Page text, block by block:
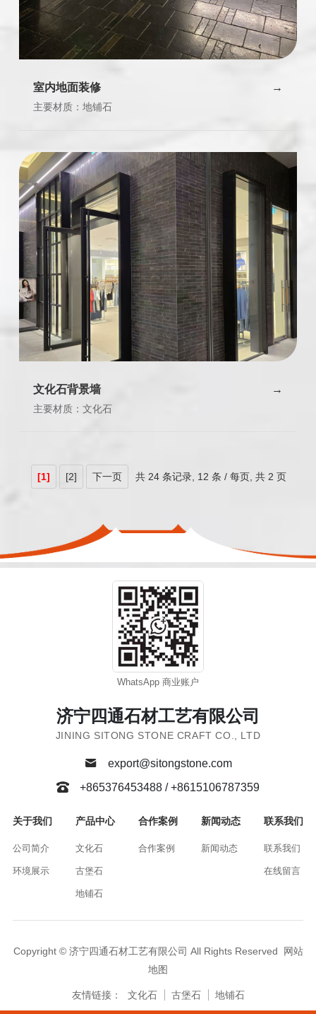
室内地面装修
主要材质：地铺石
文化石背景墙
主要材质：文化石
[1] [2] 下一页 共 24 条记录, 12 条 / 每页, 共 2 页
WhatsApp 商业账户
济宁四通石材工艺有限公司
JINING SITONG STONE CRAFT CO., LTD
export@sitongstone.com
+865376453488 / +8615106787359
关于我们
公司简介
环境展示
产品中心
文化石
古堡石
地铺石
合作案例
合作案例
新闻动态
新闻动态
联系我们
联系我们
在线留言
Copyright © 济宁四通石材工艺有限公司 All Rights Reserved 网站
地图
友情链接： 文化石 古堡石 地铺石